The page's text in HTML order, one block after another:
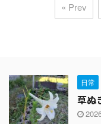
« Prev
日常
草ぬ